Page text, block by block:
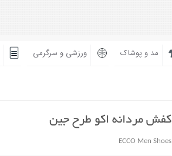
مد و پوشاک ورزشی و سرگرمی
کفش مردانه اکو طرح جین
ECCO Men Shoes